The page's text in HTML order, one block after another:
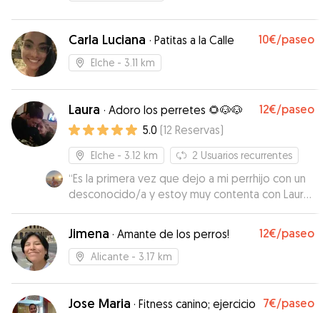
Carla Luciana · Patitas a la Calle 10€/paseo
Elche - 3.11 km
Laura · Adoro los perretes 🌻🐶🐶 12€/paseo
5.0 (12 Reservas)
Elche - 3.12 km 2 Usuarios recurrentes
“Es la primera vez que dejo a mi perrhijo con un
desconocido/a y estoy muy contenta con Laura.
Muy simpática, puntual y atenta, me ha
transmitodo confianza en todo momento.
Repetiría sin duda. ”
Jimena · Amante de los perros! 12€/paseo
Alicante - 3.17 km
Jose Maria · Fitness canino; ejercicio 7€/paseo